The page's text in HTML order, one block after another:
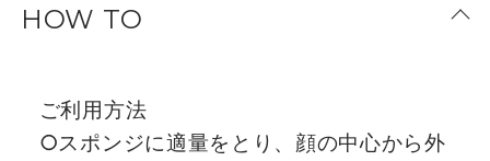
HOW TO
ご利用方法
○スポンジに適量をとり、顔の中心から外